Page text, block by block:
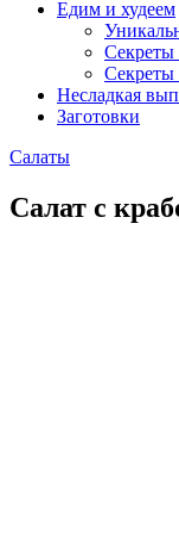
Едим и худеем
Секреты
Секреты
Несладкая
Заготовки
Салаты
Салат с